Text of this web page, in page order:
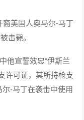
美国人奥马尔-马丁
击毙。
他宣誓效忠“伊斯兰
许可证，其所持枪支
-马丁在袭击中使用